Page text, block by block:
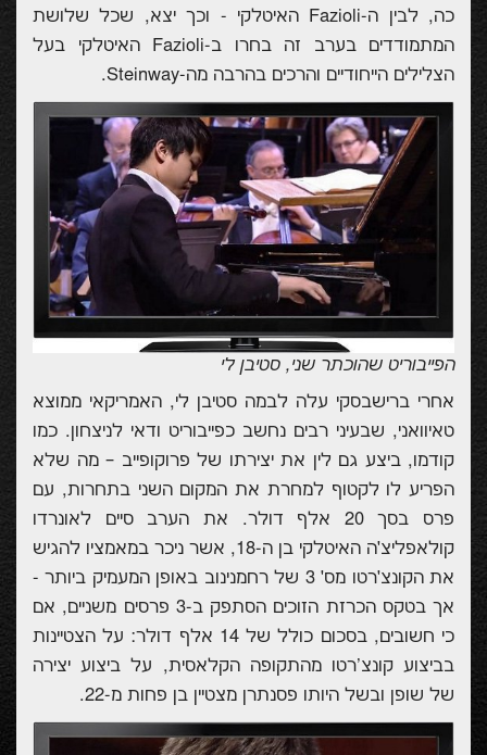
כה, לבין ה-Fazioli האיטלקי - וכך יצא, שכל שלושת
המתמודדים בערב זה בחרו ב-Fazioli האיטלקי
בעל
הצלילים הייחודיים והרכים בהרבה מה-Steinway
.
הפייבוריט שהוכתר שני, סטיבן לי
אחרי ברישבסקי עלה לבמה סטיבן לי, האמריקאי ממוצא
טאיוואני, שבעיני רבים נחשב כפייבוריט ודאי לניצחון. כמו
קודמו, ביצע גם לין את יצירתו של פרוקופייב – מה שלא
הפריע לו לקטוף למחרת את המקום השני בתחרות, עם
פרס בסך 20 אלף דולר. את הערב סיים
לאונרדו
קולאפליצ׳ה
האיטלקי בן ה-18, אשר ניכר במאמציו להגיש
את הקונצ׳רטו מס׳ 3 של רחמנינוב באופן המעמיק ביותר-
אך בטקס הכרזת הזוכים הסתפק ב-3 פרסים משניים, אם
כי חשובים, בסכום כולל של 14 אלף דולר:
על הצטיינות
בביצוע קונצ'רטו מהתקופה הקלאסית, על ביצוע יצירה
של שופן ובשל היותו פסנתרן מצטיין בן פחות מ-22 .